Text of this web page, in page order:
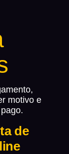
motivo e
de